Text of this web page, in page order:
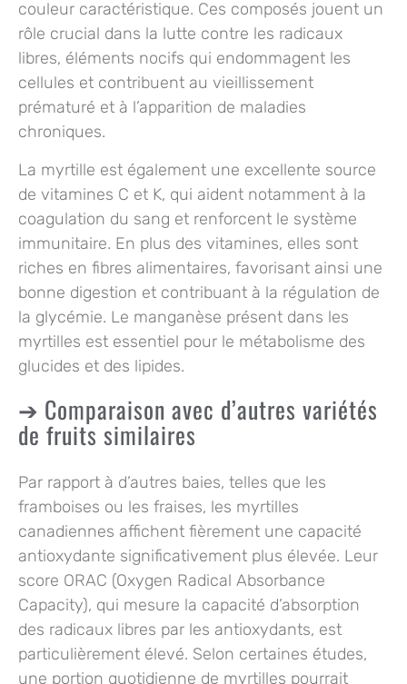
couleur caractéristique. Ces composés jouent un
rôle crucial dans la lutte contre les radicaux
libres, éléments nocifs qui endommagent les
cellules et contribuent au vieillissement
prématuré et à l’apparition de maladies
chroniques.
La myrtille est également une excellente source
de vitamines C et K, qui aident notamment à la
coagulation du sang et renforcent le système
immunitaire. En plus des vitamines, elles sont
riches en fibres alimentaires, favorisant ainsi une
bonne digestion et contribuant à la régulation de
la glycémie. Le manganèse présent dans les
myrtilles est essentiel pour le métabolisme des
glucides et des lipides.
Comparaison avec d’autres variétés
de fruits similaires
Par rapport à d’autres baies, telles que les
framboises ou les fraises, les myrtilles
canadiennes affichent fièrement une capacité
antioxydante significativement plus élevée. Leur
score ORAC (Oxygen Radical Absorbance
Capacity), qui mesure la capacité d’absorption
des radicaux libres par les antioxydants, est
particulièrement élevé. Selon certaines études,
une portion quotidienne de myrtilles pourrait